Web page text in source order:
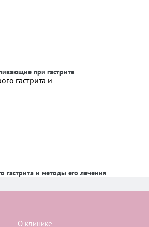
при гастрите
гастрита и методы его лечения
О клинике